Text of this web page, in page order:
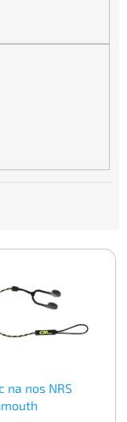
na nos NRS